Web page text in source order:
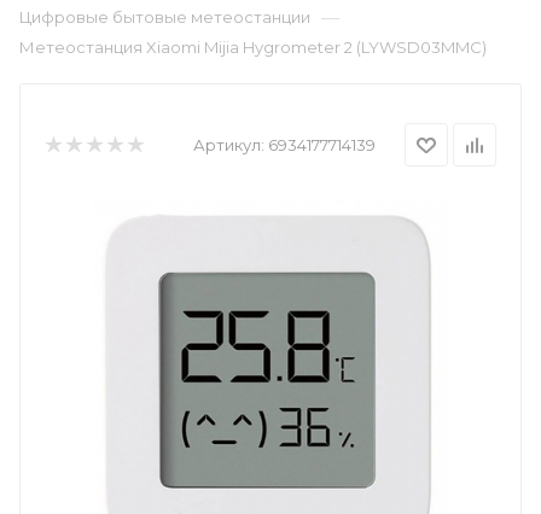
Цифровые бытовые метеостанции —
Метеостанция Xiaomi Mijia Hygrometer 2 (LYWSD03MMC)
Артикул: 6934177714139